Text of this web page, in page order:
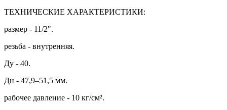
ТЕХНИЧЕСКИЕ ХАРАКТЕРИСТИКИ:
размер - 11/2".
резьба - внутренняя.
Ду - 40.
Дн - 47,9–51,5 мм.
рабочее давление - 10 кг/см².